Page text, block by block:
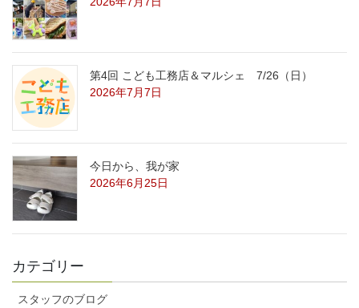
第4回 こども工務店＆マルシェ 7/26（日）
2026年7月7日
今日から、我が家
2026年6月25日
カテゴリー
スタッフのブログ